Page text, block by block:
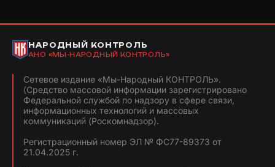
НАРОДНЫЙ КОНТРОЛЬ
АНО «МЫ-НАРОДНЫЙ КОНТРОЛЬ»
Сетевое издание «Мы-Народный КОНТРОЛЬ».
(Средство массовой информации зарегистрировано
Федеральной службой по надзору в сфере связи,
информационных технологий и массовых
коммуникаций (Роскомнадзор).
Регистрационный номер ЭЛ № ФС77-89373 от
21.04.2025 г.